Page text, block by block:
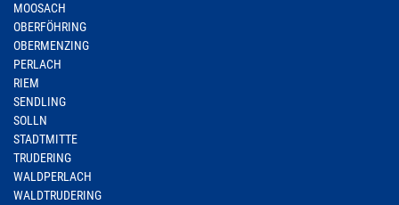
MOOSACH
OBERFÖHRING
OBERMENZING
PERLACH
RIEM
SENDLING
SOLLN
STADTMITTE
TRUDERING
WALDPERLACH
WALDTRUDERING